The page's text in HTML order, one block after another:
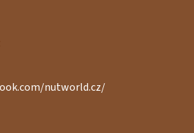
nutworld.cz/